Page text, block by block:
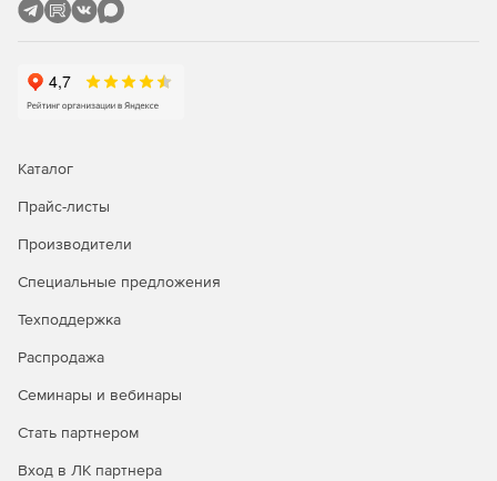
Каталог
Прайс-листы
Производители
Специальные предложения
Техподдержка
Распродажа
Семинары и вебинары
Стать партнером
Вход в ЛК партнера